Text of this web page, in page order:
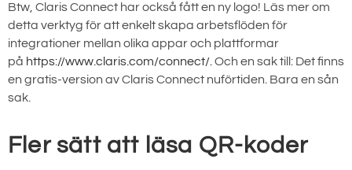
Btw, Claris Connect har också fått en ny logo! Läs mer om
detta verktyg för att enkelt skapa arbetsflöden för
integrationer mellan olika appar och plattformar
på https://www.claris.com/connect/.Och en sak till: Det finns
en gratis-version av Claris Connect nuförtiden. Bara en sån
sak.
Fler sätt att läsa QR-koder